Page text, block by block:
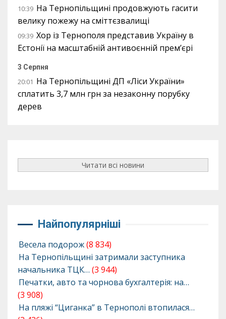
10:39 На Тернопільщині продовжують гасити
велику пожежу на сміттєзвалищі
09:39 Хор із Тернополя представив Україну в
Естонії на масштабній антивоєнній прем’єрі
3 Серпня
20:01 На Тернопільщині ДП «Ліси України»
сплатить 3,7 млн грн за незаконну порубку
дерев
Читати всі новини
Найпопулярніші
Весела подорож(8 834)
На Тернопільщині затримали заступника
начальника ТЦК… (3 944)
Печатки, авто та чорнова бухгалтерія: на…
(3 908)
На пляжі “Циганка” в Тернополі втопилася…